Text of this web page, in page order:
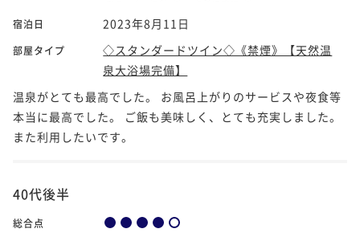
宿泊日 2023年8月11日
部屋タイプ
◇スタンダードツイン◇《禁煙》【天然温
泉大浴場完備】
温泉がとても最高でした。 お風呂上がりのサービスや夜食等
本当に最高でした。 ご飯も美味しく、とても充実しました。
また利用したいです。
40代後半
総合点